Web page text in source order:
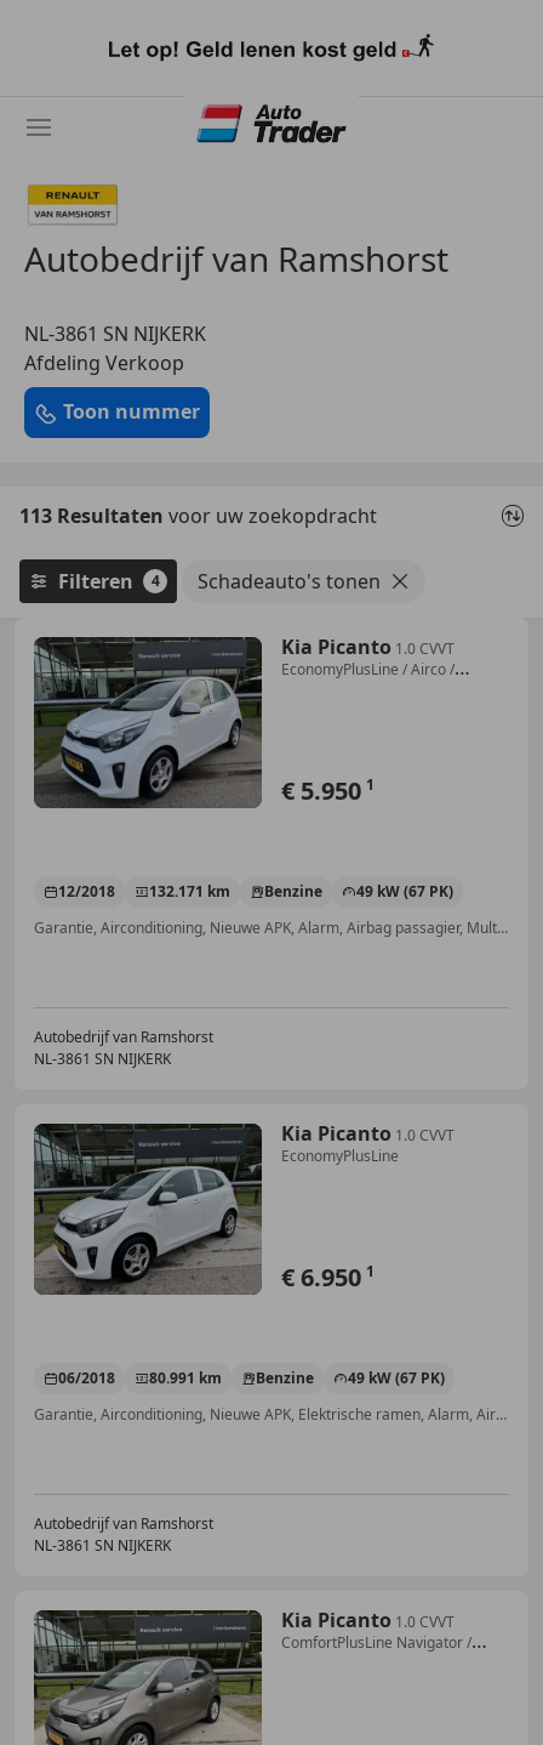
naar
Autobedrijf van Ramshorst
NL-3861 SN NIJKERK
Afdeling Verkoop
Toon nummer
113 Resultaten voor uw zoekopdracht
Filteren 4 Schadeauto's tonen
Kia Picanto 1.0 CVVT
EconomyPlusLine / Airco /
€ 5.950 1
12/2018 132.171 km Benzine
49 kW (67 PK)
Garantie, Airconditioning, Nieuwe APK, Alarm, Airbag passagier, Multifunctioneel stuurwiel, Elektrische ramen, ABS
Autobedrijf van Ramshorst
NL-3861 SN NIJKERK
Kia Picanto 1.0 CVVT
EconomyPlusLine
€ 6.950 1
06/2018 80.991 km Benzine
49 kW (67 PK)
Garantie, Airconditioning, Nieuwe APK, Elektrische ramen, Alarm, Airbag passagier, Multifunctioneel stuurwiel, Radio
Autobedrijf van Ramshorst
NL-3861 SN NIJKERK
Kia Picanto 1.0 CVVT
ComfortPlusLine Navigator /